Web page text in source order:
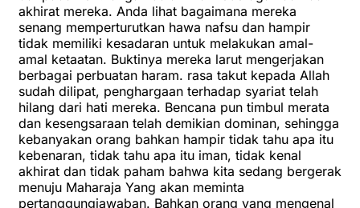
akhirat mereka. Anda lihat bagaimana mereka
senang memperturutkan hawa nafsu dan hampir
tidak memiliki kesadaran untuk melakukan amal-
amal ketaatan. Buktinya mereka larut mengerjakan
berbagai perbuatan haram. rasa takut kepada Allah
sudah dilipat, penghargaan terhadap syariat telah
hilang dari hati mereka. Bencana pun timbul merata
dan kesengsaraan telah demikian dominan, sehingga
kebanyakan orang bahkan hampir tidak tahu apa itu
kebenaran, tidak tahu apa itu iman, tidak kenal
akhirat dan tidak paham bahwa kita sedang bergerak
menuju Maharaja Yang akan meminta
pertanggungjawaban. Bahkan orang yang mengenal